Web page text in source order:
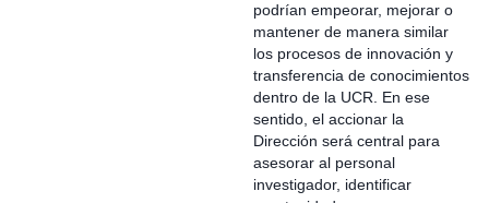
podrían empeorar, mejorar o
mantener de manera similar
los procesos de innovación y
transferencia de conocimientos
dentro de la UCR. En ese
sentido, el accionar la
Dirección será central para
asesorar al personal
investigador, identificar